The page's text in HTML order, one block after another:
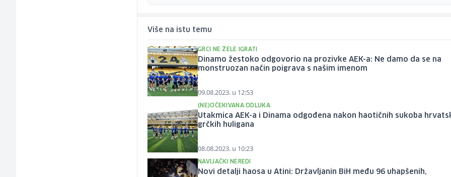
Više na istu temu
GRCI NE ŽELE IGRATI
Dinamo žestoko odgovorio na prozivke AEK-a: Ne damo da se na
monstruozan način poigrava s našim imenom
09.08.2023. u 12:53
(NE)OČEKIVANA ODLUKA
Utakmica AEK-a i Dinama odgođena nakon haotičnih sukoba
grčkih huligana
08.08.2023. u 10:23
NAVIJAČKI NEREDI
Novi detalji haosa u Atini: Državljanin BiH među 96 uhapšenih,